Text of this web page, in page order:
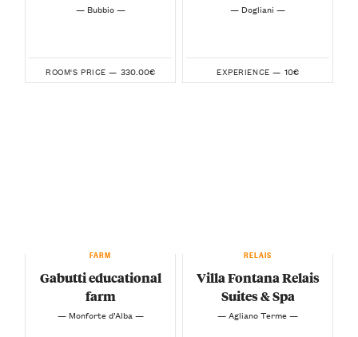
— Bubbio —
ROOM'S PRICE — 330.00€
— Dogliani —
EXPERIENCE — 10€
FARM
Gabutti educational
farm
— Monforte d’Alba —
RELAIS
Villa Fontana Relais
Suites & Spa
— Agliano Terme —